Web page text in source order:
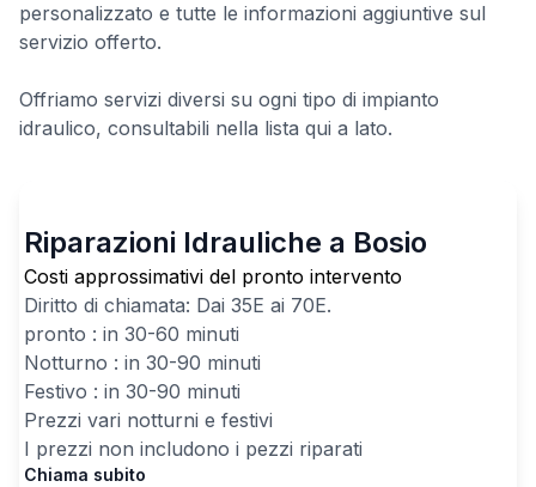
personalizzato e tutte le informazioni aggiuntive sul
servizio offerto.
Offriamo servizi diversi su ogni tipo di impianto
idraulico, consultabili nella lista qui a lato.
Riparazioni Idrauliche a Bosio
Costi approssimativi del pronto intervento
Diritto di chiamata: Dai 35E ai 70E.
pronto : in 30-60 minuti
Notturno : in 30-90 minuti
Festivo : in 30-90 minuti
Prezzi vari notturni e festivi
I prezzi non includono i pezzi riparati
Chiama subito